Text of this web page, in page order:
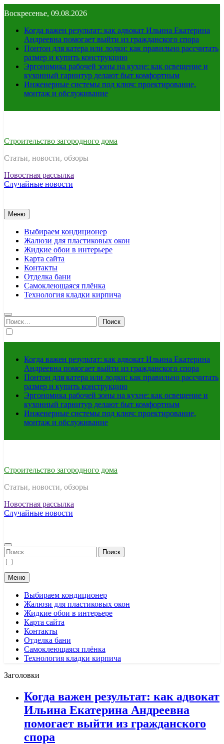
к
содержимому
Воскресенье, 09.08.2026
Когда важен результат: как адвокат Ильина Екатерина
Андреевна помогает выйти из гражданского спора
Понтон для катера или лодки: как правильно рассчитать
размер и купить конструкцию
Эргономика рабочей зоны на кухне: как освещение и
кухонный гарнитур делают быт комфортным
Инженерные системы под ключ: проектирование,
монтаж и обслуживание
Строительство загородного дома
Статьи, новости, обзоры
Новостная рассылка
Случайные новости
Меню
Выбираем кондиционер
Жалюзи для пластиковых окон
Жидкие обои в интерьере
Карта сайта
Контакты
Отделка бани
Самоклеющаяся плёнка
Технология кладки кирпича
Найти:
Когда важен результат: как адвокат Ильина Екатерина
Андреевна помогает выйти из гражданского спора
Понтон для катера или лодки: как правильно рассчитать
размер и купить конструкцию
Эргономика рабочей зоны на кухне: как освещение и
кухонный гарнитур делают быт комфортным
Инженерные системы под ключ: проектирование,
монтаж и обслуживание
Строительство загородного дома
Статьи, новости, обзоры
Новостная рассылка
Случайные новости
Найти:
Меню
Выбираем кондиционер
Жалюзи для пластиковых окон
Жидкие обои в интерьере
Карта сайта
Контакты
Отделка бани
Самоклеющаяся плёнка
Технология кладки кирпича
Заголовки
Когда важен результат: как адвокат
Ильина Екатерина Андреевна
помогает выйти из гражданского
спора